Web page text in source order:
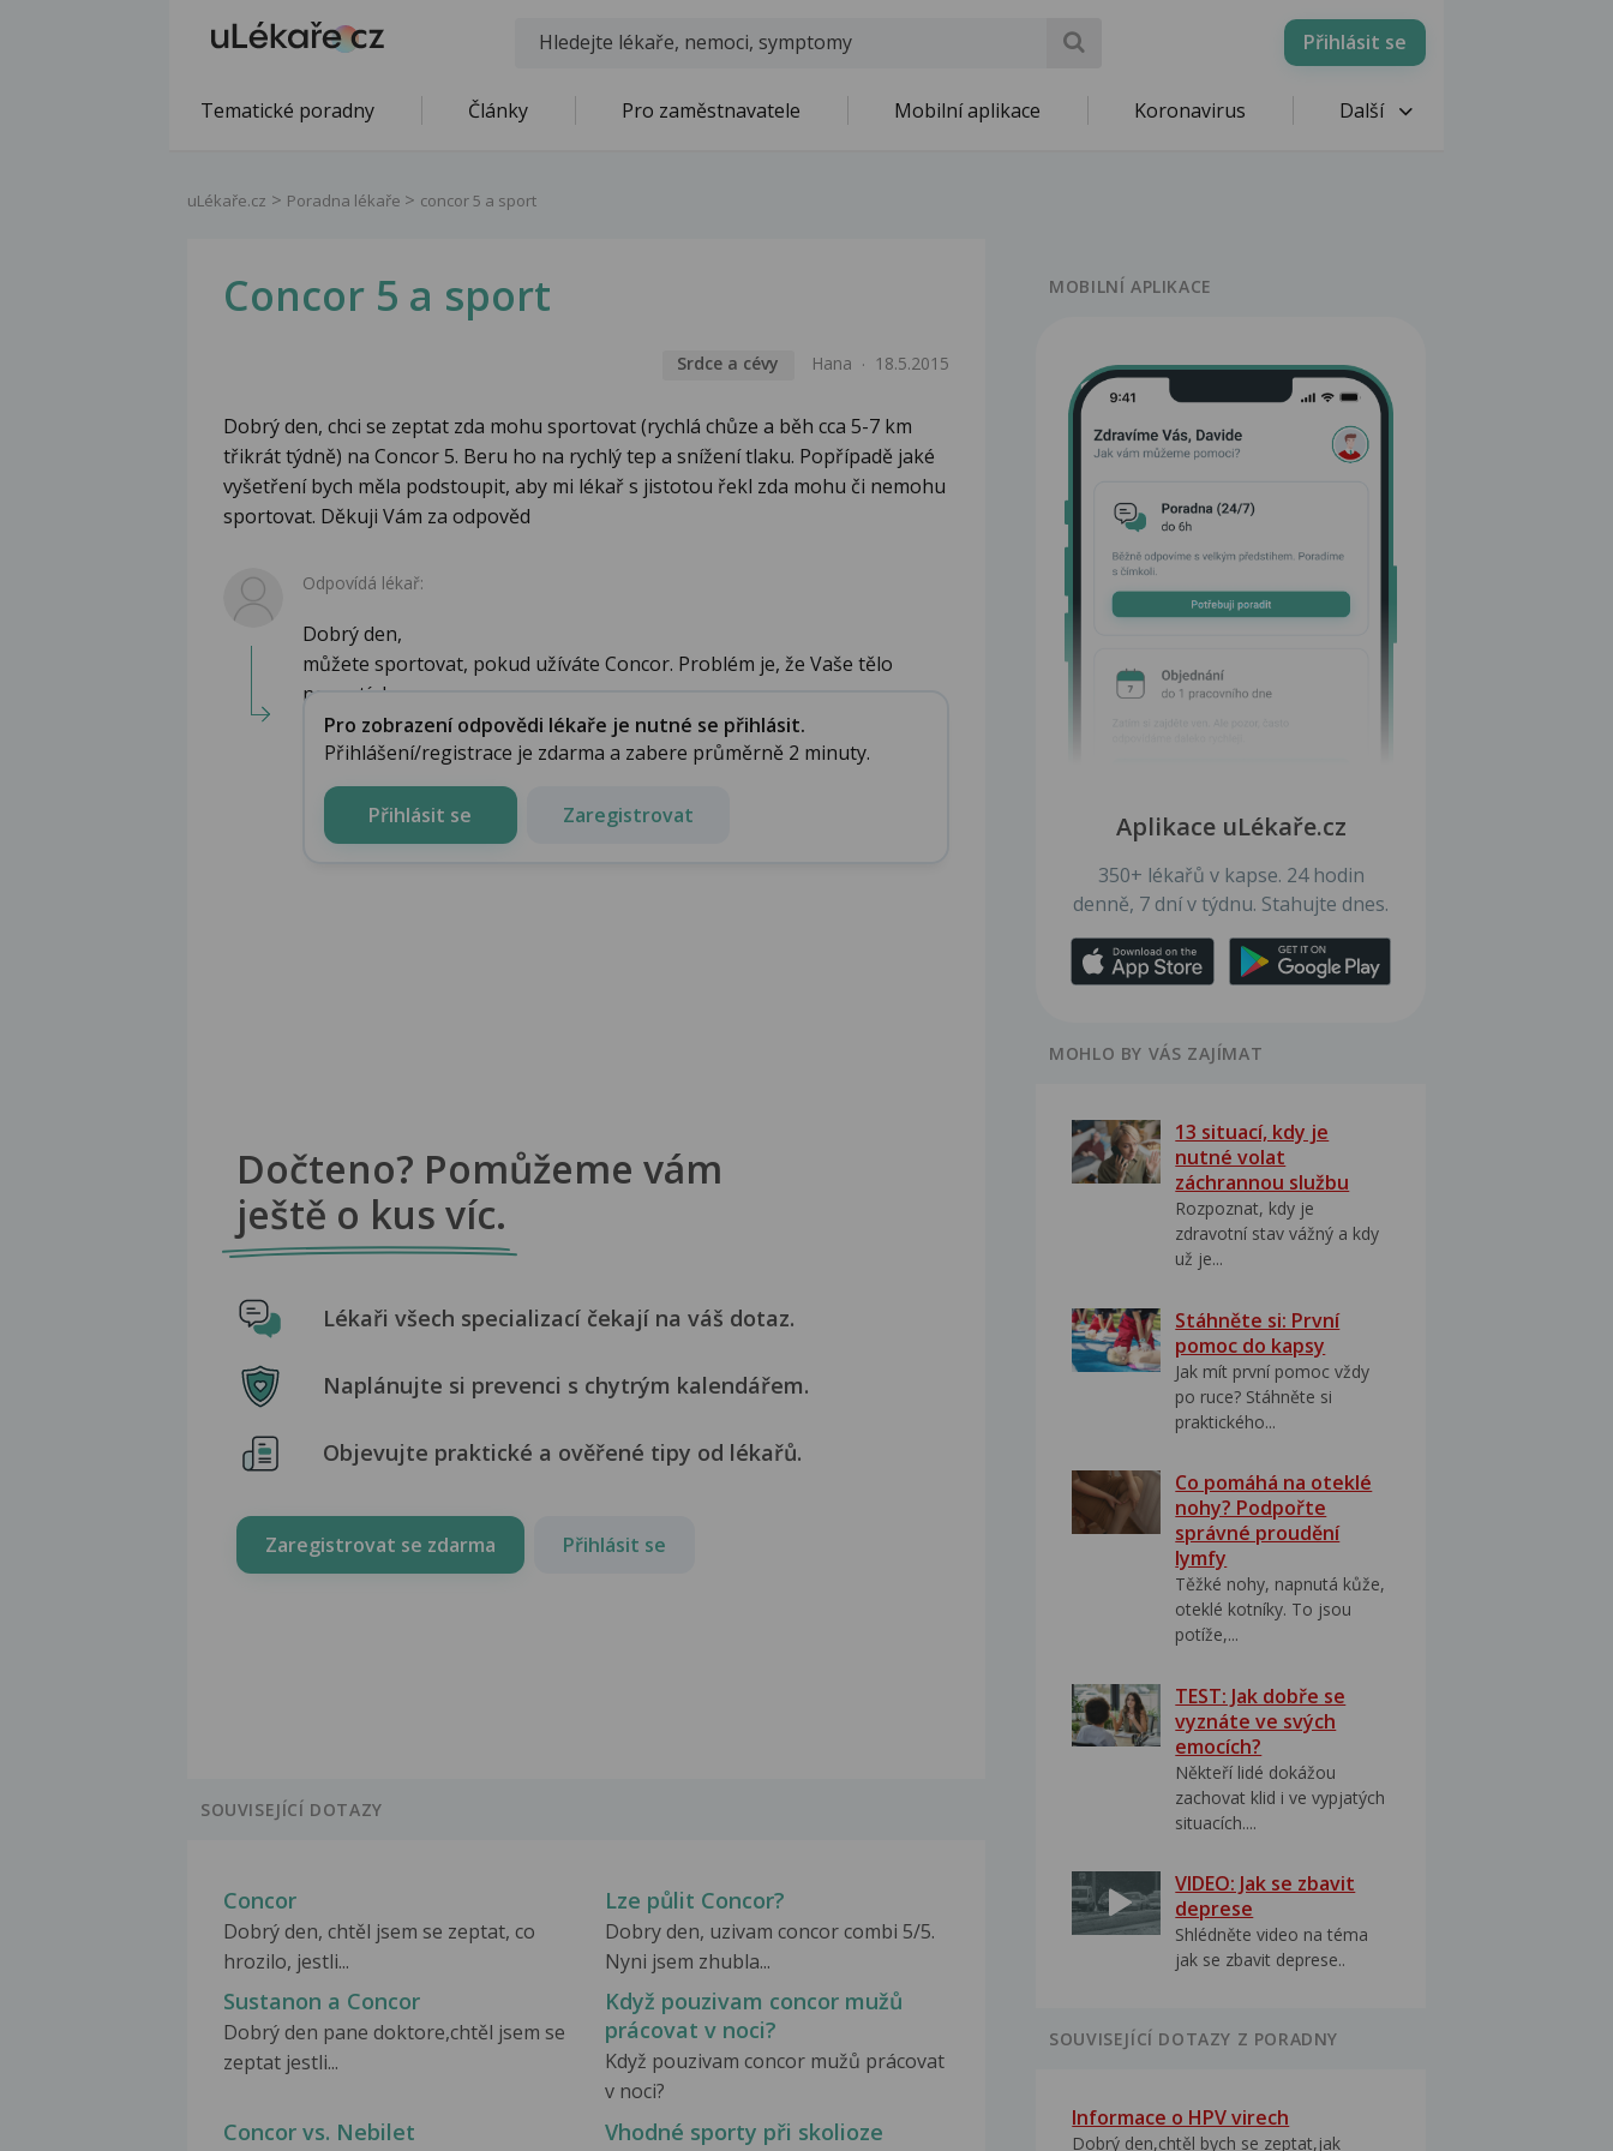
Přihlásit se
Tematické poradny Články Pro zaměstnavatele Mobilní aplikace Koronavirus Další
uLékaře.cz Poradna lékaře concor 5 a sport
Concor 5 a sport
Srdce a cévy Hana 18.5.2015
Dobrý den, chci se zeptat zda mohu sportovat (rychlá chůze a běh cca 5-7 km
třikrát týdně) na Concor 5. Beru ho na rychlý tep a snížení tlaku. Popřípadě jaké
vyšetření bych měla podstoupit, aby mi lékař s jistotou řekl zda mohu či nemohu
sportovat. Děkuji Vám za odpověd
Odpovídá lékař:
Dobrý den,
můžete sportovat, pokud užíváte Concor. Problém je, že Vaše tělo
nepustí do ...
Pro zobrazení odpovědi lékaře je nutné se přihlásit.
Přihlášení/registrace je zdarma a zabere průměrně 2 minuty.
Přihlásit se Zaregistrovat
Dočteno? Pomůžeme vám
ještě o kus víc.
Lékaři všech specializací čekají na váš dotaz.
Naplánujte si prevenci s chytrým kalendářem.
Objevujte praktické a ověřené tipy od lékařů.
Zaregistrovat se zdarma Přihlásit se
SOUVISEJÍCÍ DOTAZY
Concor
Dobrý den, chtěl jsem se zeptat, co
hrozilo, jestli...
Lze půlit Concor?
Dobry den, uzivam concor combi 5/5.
Nyni jsem zhubla...
Sustanon a Concor
Dobrý den pane doktore,chtěl jsem se
zeptat jestli...
Když pouzivam concor mužů
prácovat v noci?
Když pouzivam concor mužů prácovat
v noci?
Concor vs. Nebilet Vhodné sporty při skolioze
MOBILNÍ APLIKACE
Aplikace uLékaře.cz
350+ lékařů v kapse. 24 hodin
denně, 7 dní v týdnu. Stahujte dnes.
MOHLO BY VÁS ZAJÍMAT
13 situací, kdy je
nutné volat
záchrannou službu
Rozpoznat, kdy je
zdravotní stav vážný a kdy
už je...
Stáhněte si: První
pomoc do kapsy
Jak mít první pomoc vždy
po ruce? Stáhněte si
praktického...
Co pomáhá na oteklé
nohy? Podpořte
správné proudění
lymfy
Těžké nohy, napnutá kůže,
oteklé kotníky. To jsou
potíže,...
TEST: Jak dobře se
vyznáte ve svých
emocích?
Někteří lidé dokážou
zachovat klid i ve vypjatých
situacích....
VIDEO: Jak se zbavit
deprese
Shlédněte video na téma
jak se zbavit deprese..
SOUVISEJÍCÍ DOTAZY Z PORADNY
Informace o HPV virech
Dobrý den,chtěl bych se zeptat,jak